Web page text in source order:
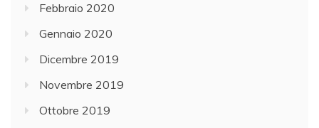
Febbraio 2020
Gennaio 2020
Dicembre 2019
Novembre 2019
Ottobre 2019